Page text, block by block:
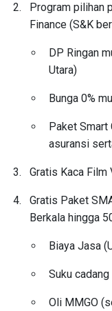
Program pilihan
Finance (S&K
DP Ringan
Utara)
Bunga 0%
Paket Smart
asuransi
Gratis Kaca Film
Gratis Paket
Berkala hingga
Biaya Jasa
Suku
Oli MMGO